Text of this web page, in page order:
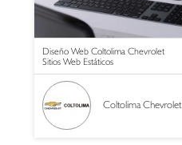
Diseño Web Coltolima Chevrolet
Sitios Web Estáticos
Coltolima Chevrolet